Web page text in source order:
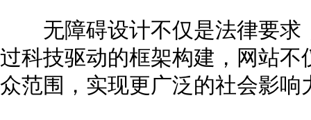
无障碍设计不仅是法律要求
过科技驱动的框架构建，网站
众范围，实现更广泛的社会影响